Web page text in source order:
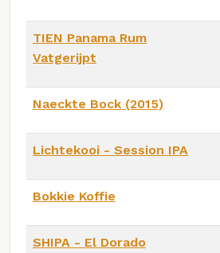
TIEN Panama Rum
Vatgerijpt
Naeckte Bock (2015)
Lichtekooi - Session IPA
Bokkie Koffie
SHIPA - El Dorado